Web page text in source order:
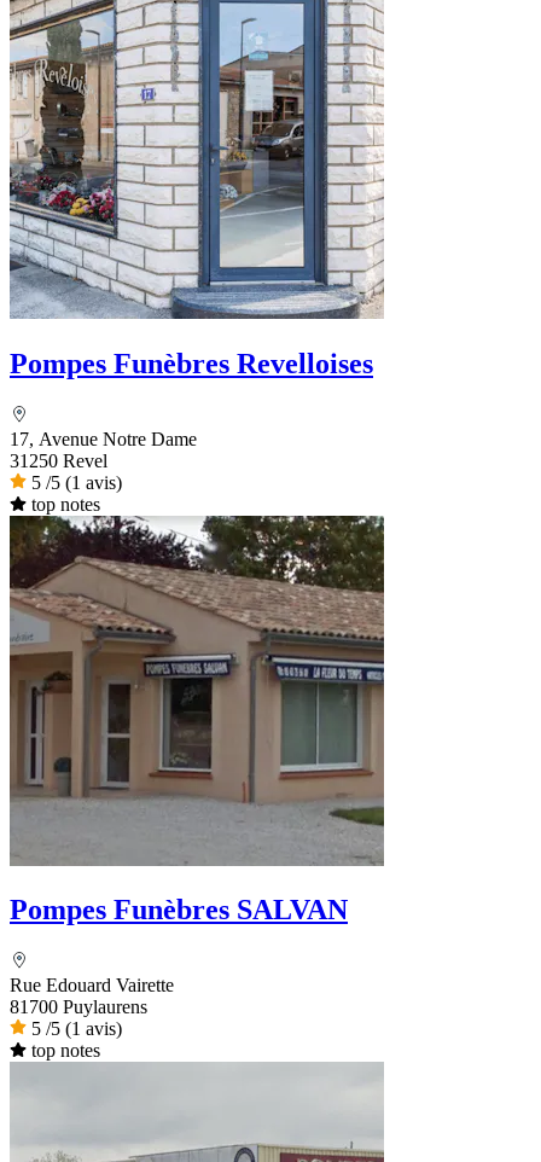
Pompes Funèbres Revelloises
17, Avenue Notre Dame
31250 Revel
5 /5 (1 avis)
top notes
Pompes Funèbres SALVAN
Rue Edouard Vairette
81700 Puylaurens
5 /5 (1 avis)
top notes